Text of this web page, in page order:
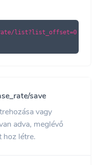
list?list_offset=0
save
vagy
adva, meglévő
hoz létre.